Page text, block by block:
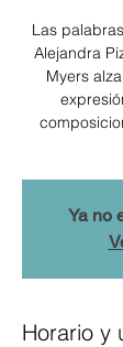
Las
Alejandra
Myers
Ya no
Horario y